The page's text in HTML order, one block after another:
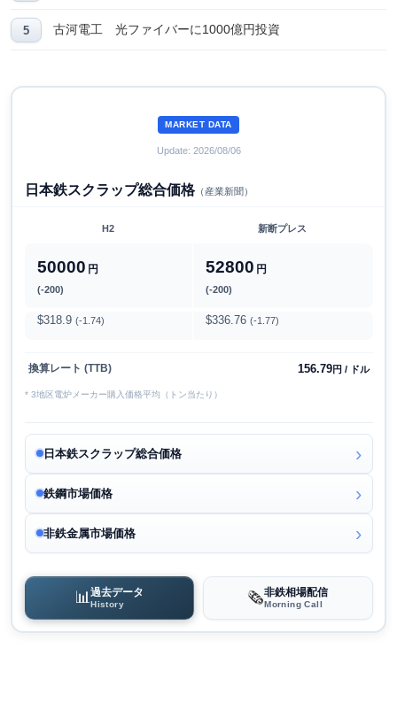
古河電工 光ファイバーに1000億円投資
MARKET DATA
Update: 2026/08/06
日本鉄スクラップ総合価格（産業新聞）
H2 新断プレス
50000 円
(-200)
52800 円
(-200)
$318.9 (-1.74) $336.76 (-1.77)
換算レート (TTB) 156.79円 / ドル
* 3地区電炉メーカー購入価格平均（トン当たり）
日本鉄スクラップ総合価格
鉄鋼市場価格
非鉄金属市場価格
📊過去データ
History 🗞️非鉄相場配信
Morning Call